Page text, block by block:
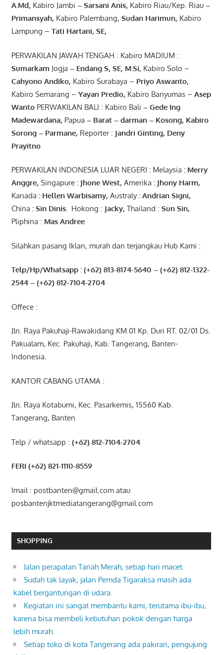
A.Md, Kabiro Jambi – Sarsani Anis, Kabiro Riau/Kep. Riau–
Primansyah, Kabiro Palembang, Sudan Harimun, Kabiro
Lampung – Tati Hartani, SE,
PERWAKILAN JAWAH TENGAH : Kabiro MADIUM :
Sumarkam Jogja – EndangS, SE, M.Si, Kabiro Solo –
Cahyono Andiko, Kabiro Surabaya – Priyo Aswanto,
Kabiro Semarang – Yayan Predio, Kabiro Banyumas – Asep
WantoPERWAKILAN BALI : Kabiro Bali – Gede Ing
Madewardana, Papua – Barat – darman– Kosong, Kabiro
Sorong– Parmane, Reporter : Jandri Ginting, Deny
Prayitno
PERWAKILAN INDONESIA LUAR NEGERI : Melaysia : Merry
Anggre, Singapure: JhoneWest, Amerika : JhonyHarm,
Kanada : Hellen Warbisamy, Australy: Andrian Signi,
China : Sin Dinis. Hokong : Jacky, Thailand : Sun Sin,
Pliphina : Mas Andree
Silahkan pasang Iklan, murah dan terjangkau Hub Kami :
Telp/Hp/Whatsapp : (+62) 813-8174-5640 – (+62) 812-1322-
2544– (+62) 812-7104-2704
Offece :
Jln. Raya Pakuhaji-Rawakidang KM.01 Kp. Duri RT. 02/01 Ds.
Pakualam, Kec. Pakuhaji, Kab. Tangerang, Banten-
Indonesia.
KANTOR CABANG UTAMA :
Jln. Raya Kotabumi, Kec. Pasarkemis, 15560 Kab.
Tangerang, Banten
Telp / whatsapp : (+62) 812-7104-2704
FERI (+62) 821-1110-8559
Imail : postbanten@gmail.com atau
posbantenjktmediatangerang@gmail.com
SHOPPING
Jalan perapatan Tanah Merah, setiap hari macet.
Sudah tak layak, jalan Pemda Tigaraksa masih ada
kabel bergantungan di udara.
Kegiatan ini sangat membantu kami, terutama ibu-ibu,
karena bisa membeli kebutuhan pokok dengan harga
lebih murah.
Setiap toko di kota Tangerang ada pakiran, pengujung